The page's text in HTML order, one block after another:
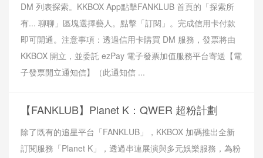
DM 列表探索。KKBOX App點擊FANKLUB 首頁的「探索所
有... 聊聊」區塊選擇藝人。點擊「訂閱」。完成信用卡付款
即可開通。注意事項：透過信用卡購買 DM 服務，發票將由
KKBOX 開立，並委託 ezPay 電子發票加值服務平台寄送【電
子發票開立通知信】（此通知信 ...
【FANKLUB】Planet K：QWER 超粉計劃
除了既有的追星平台「FANKLUB」，KKBOX 加碼推出全新
訂閱服務「Planet K」，透過串連展演與多元娛樂服務，為粉